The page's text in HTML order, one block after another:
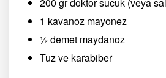
200 gr doktor sucuk (veya
1 kavanoz mayonez
½ demet maydanoz
Tuz ve karabiber